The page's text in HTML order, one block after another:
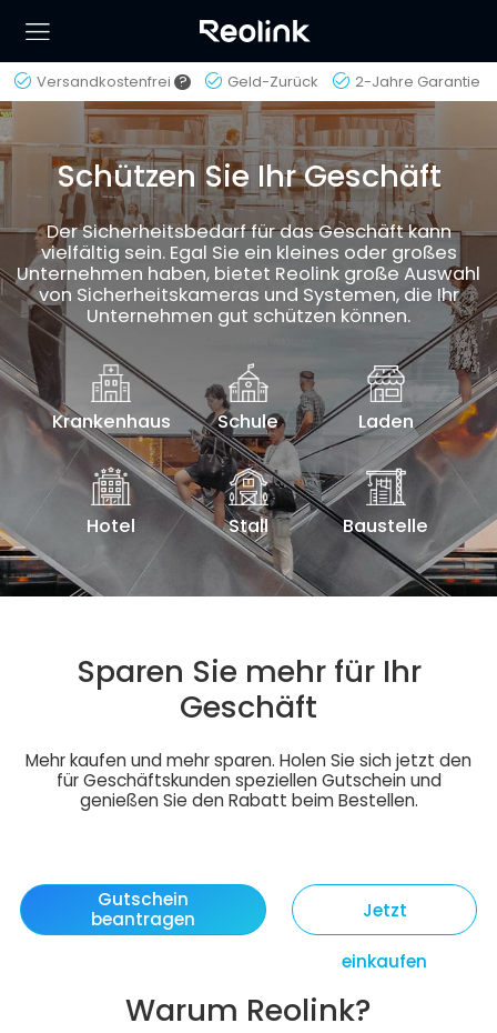
Versandkostenfrei ? Geld-Zurück 2-Jahre Garantie
Schützen Sie Ihr Geschäft
Der Sicherheitsbedarf für das Geschäft kann
vielfältig sein. Egal Sie ein kleines oder großes
Unternehmen haben, bietet Reolink große Auswahl
von Sicherheitskameras und Systemen, die Ihr
Unternehmen gut schützen können.
Krankenhaus Schule Laden
Hotel Stall Baustelle
Sparen Sie mehr für Ihr
Geschäft
Mehr kaufen und mehr sparen. Holen Sie sich jetzt den
für Geschäftskunden speziellen Gutschein und
genießen Sie den Rabatt beim Bestellen.
Gutschein
beantragen
Jetzt
einkaufen
Warum Reolink?